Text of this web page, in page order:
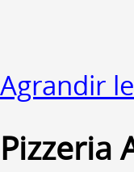
Agrandir
Pizzeria